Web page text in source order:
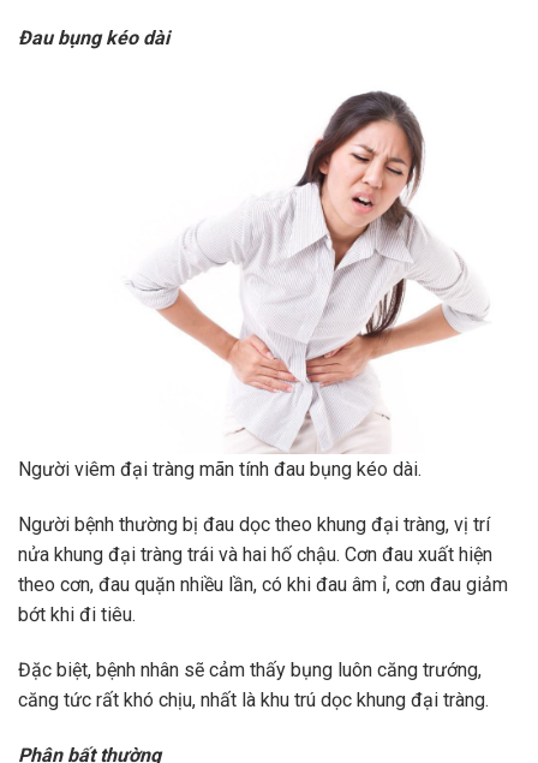
Đau bụng kéo dài
Người viêm đại tràng mãn tính đau bụng kéo dài.
Người bệnh thường bị đau dọc theo khung đại tràng, vị trí
nửa khung đại tràng trái và hai hố chậu. Cơn đau xuất hiện
theo cơn, đau quặn nhiều lần, có khi đau âm ỉ, cơn đau giảm
bớt khi đi tiêu.
Đặc biệt, bệnh nhân sẽ cảm thấy bụng luôn căng trướng,
căng tức rất khó chịu, nhất là khu trú dọc khung đại tràng.
Phân bất thường